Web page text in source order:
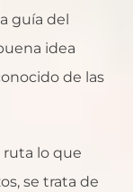
guía del
idea
de las
ruta lo que
se trata de